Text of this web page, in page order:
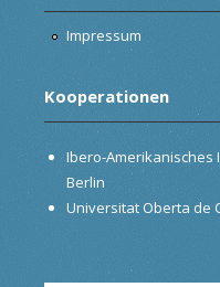
Impressum
Kooperationen
Ibero-Amerikanisches
Berlin
Universitat Oberta de